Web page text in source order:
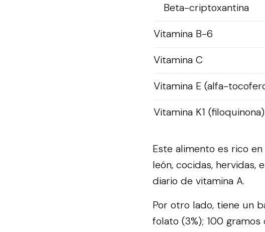
Beta-criptoxantina
Vitamina B-6
Vitamina C
Vitamina E (alfa-
Vitamina K1 (filoquinona)
Este alimento es rico
león, cocidas, hervidas,
diario de vitamina A.
Por otro lado, tiene un
folato (3%); 100